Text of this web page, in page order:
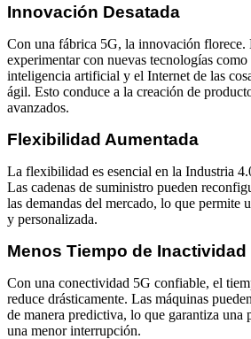
Innovación Desatada
Con una fábrica 5G, la innovación florece.
experimentar con nuevas tecnologías
inteligencia artificial y el Internet de las
ágil. Esto conduce a la creación de
avanzados.
Flexibilidad Aumentada
La flexibilidad es esencial en la Industria
Las cadenas de suministro pueden
las demandas del mercado, lo que permite
y personalizada.
Menos Tiempo de Inactividad
Con una conectividad 5G confiable, el
reduce drásticamente. Las máquinas
de manera predictiva, lo que garantiza una
una menor interrupción.